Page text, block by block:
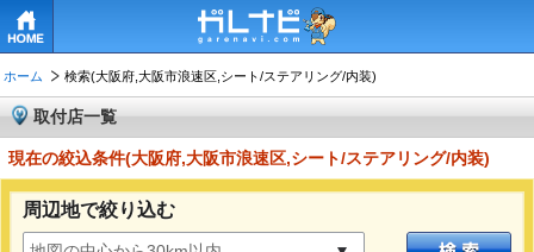
ホーム 検索(大阪府,大阪市浪速区,シート/ステアリング/内装)
取付店一覧
現在の絞込条件(大阪府,大阪市浪速区,シート/ステアリング/内装)
周辺地で絞り込む